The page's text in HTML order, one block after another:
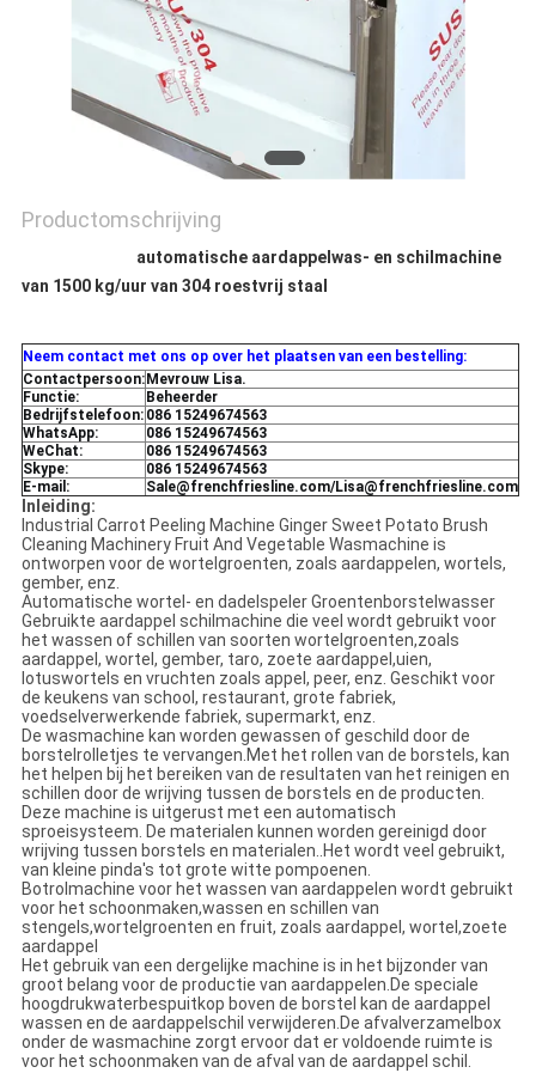
Productomschrijving
automatische aardappelwas- en schilmachine
van 1500 kg/uur van 304 roestvrij staal
Neem contact met ons op over het plaatsen van een bestelling:
Contactpersoon: Mevrouw Lisa.
Functie:
Beheerder
Bedrijfstelefoon: 086 15249674563
WhatsApp:
086 15249674563
WeChat:
086 15249674563
Skype:
086 15249674563
E-mail:
Sale@frenchfriesline.com/Lisa@frenchfriesline.com
Inleiding:
Industrial Carrot Peeling Machine Ginger Sweet Potato Brush
Cleaning Machinery Fruit And Vegetable Wasmachine is
ontworpen voor de wortelgroenten, zoals aardappelen, wortels,
gember, enz.
Automatische wortel- en dadelspeler Groentenborstelwasser
Gebruikte aardappel schilmachine die veel wordt gebruikt voor
het wassen of schillen van soorten wortelgroenten,zoals
aardappel, wortel, gember, taro, zoete aardappel,uien,
lotuswortels en vruchten zoals appel, peer, enz. Geschikt voor
de keukens van school, restaurant, grote fabriek,
voedselverwerkende fabriek, supermarkt, enz.
De wasmachine kan worden gewassen of geschild door de
borstelrolletjes te vervangen.Met het rollen van de borstels, kan
het helpen bij het bereiken van de resultaten van het reinigen en
schillen door de wrijving tussen de borstels en de producten.
Deze machine is uitgerust met een automatisch
sproeisysteem. De materialen kunnen worden gereinigd door
wrijving tussen borstels en materialen..Het wordt veel gebruikt,
van kleine pinda's tot grote witte pompoenen.
Botrolmachine voor het wassen van aardappelen wordt gebruikt
voor het schoonmaken,wassen en schillen van
stengels,wortelgroenten en fruit, zoals aardappel, wortel,zoete
aardappel
Het gebruik van een dergelijke machine is in het bijzonder van
groot belang voor de productie van aardappelen.De speciale
hoogdrukwaterbespuitkop boven de borstel kan de aardappel
wassen en de aardappelschil verwijderen.De afvalverzamelbox
onder de wasmachine zorgt ervoor dat er voldoende ruimte is
voor het schoonmaken van de afval van de aardappel schil.